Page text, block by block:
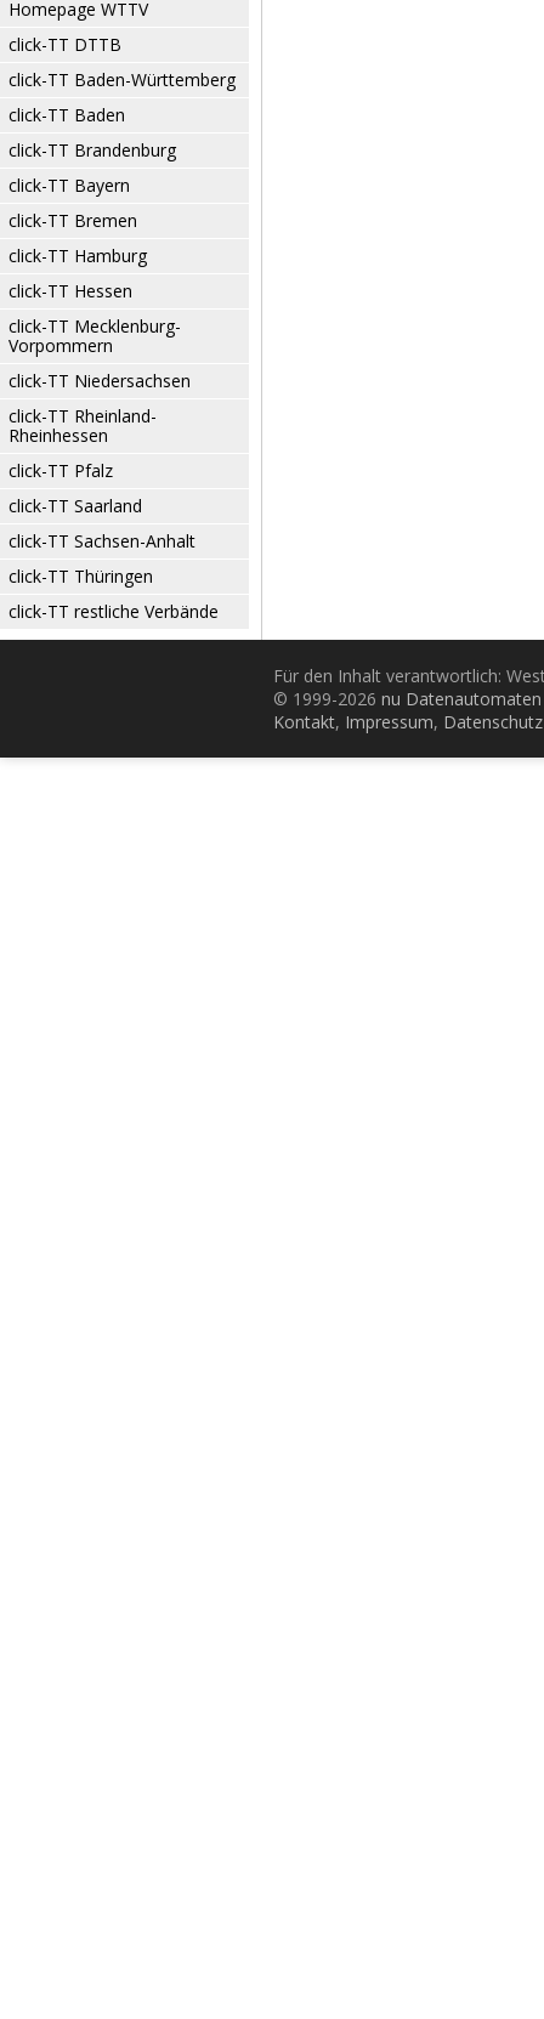
Homepage WTTV
click-TT DTTB
click-TT Baden-Württemberg
click-TT Baden
click-TT Brandenburg
click-TT Bayern
click-TT Bremen
click-TT Hamburg
click-TT Hessen
click-TT Mecklenburg-
Vorpommern
click-TT Niedersachsen
click-TT Rheinland-
Rheinhessen
click-TT Pfalz
click-TT Saarland
click-TT Sachsen-Anhalt
click-TT Thüringen
click-TT restliche Verbände
Für den Inhalt verantwortlich:
© 1999-2026 nu
Kontakt, Impressum, Datenschutz